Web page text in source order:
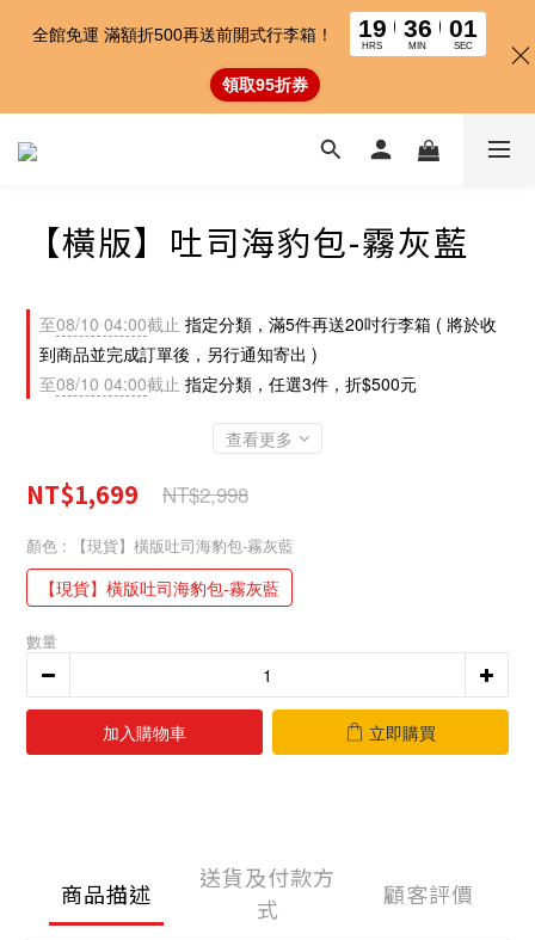
【橫版】吐司海豹包-霧灰藍
至08/10 04:00截止 指定分類，滿5件再送20吋行李箱 ( 將於收
到商品並完成訂單後，另行通知寄出 )
至08/10 04:00截止 指定分類，任選3件，折$500元
查看更多
NT$1,699 NT$2,998
顏色 : 【現貨】橫版吐司海豹包-霧灰藍
【現貨】橫版吐司海豹包-霧灰藍
數量
加入購物車 立即購買
商品描述
送貨及付款方
式
顧客評價
全館免運 滿額折500再送前開式行李箱！ 19
HRS
35
MIN
58
SEC
領取95折券